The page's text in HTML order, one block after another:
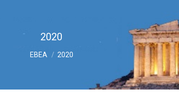
2020
ΕΒΕΑ 2020